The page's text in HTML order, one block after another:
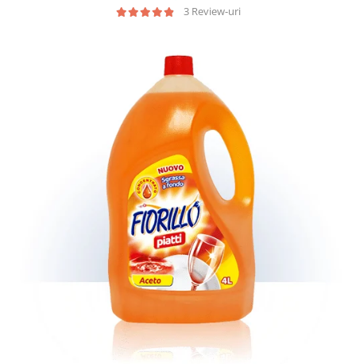
Solutii desfundat tevi
3 Review-uri